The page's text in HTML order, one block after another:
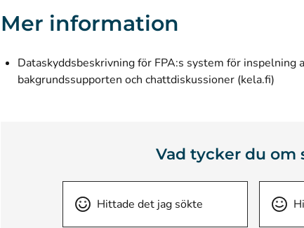
Mer information
Dataskyddsbeskrivning för FPA:s system för inspelning
bakgrundssupporten och chattdiskussioner (kela.fi)
Vad tycker du om
Hittade det jag sökte